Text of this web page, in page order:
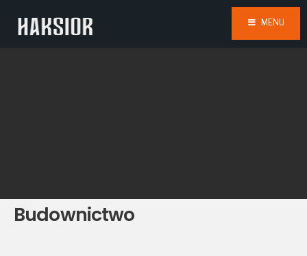
MENU
Budownictwo